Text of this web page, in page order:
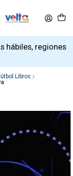
hábiles, regiones
Libros